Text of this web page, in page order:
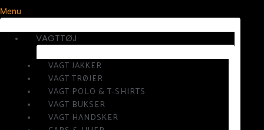
Menu
VAGTTØJ
VAGT JAKKER
VAGT TRØJER
VAGT POLO & T-SHIRTS
VAGT BUKSER
VAGT HANDSKER